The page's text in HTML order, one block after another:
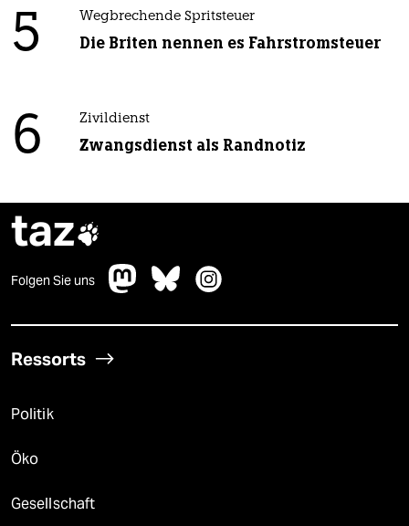
5 Wegbrechende Spritsteuer
Die Briten nennen es Fahrstromsteuer
6 Zivildienst
Zwangsdienst als Randnotiz
taz
Folgen Sie uns
Ressorts
Politik
Öko
Gesellschaft